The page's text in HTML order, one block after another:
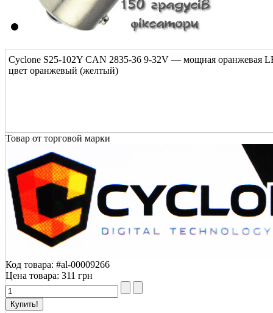
Cyclone S25-102Y CAN 2835-36 9-32V — мощная оранжевая
цвет оранжевый (желтый)
Товар от торговой марки
Код товара: #al-00009266
Цена товара: 311 грн
Уважаемый покупатель!